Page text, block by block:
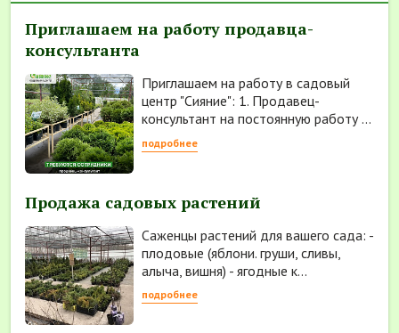
Приглашаем на работу продавца-
консультанта
Приглашаем на работу в садовый
центр "Сияние": 1. Продавец-
консультант на постоянную работу ...
подробнее
Продажа садовых растений
Саженцы растений для вашего сада: -
плодовые (яблони. груши, сливы,
алыча, вишня) - ягодные к...
подробнее